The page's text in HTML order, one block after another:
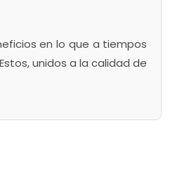
en lo que a tiempos
unidos a la calidad de